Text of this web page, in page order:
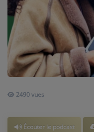
BOULEVARD DES
LES MOTS À LA
SPORT ADDICT
PETITS RÉCITS DE
2490 vues
Écouter le podcast